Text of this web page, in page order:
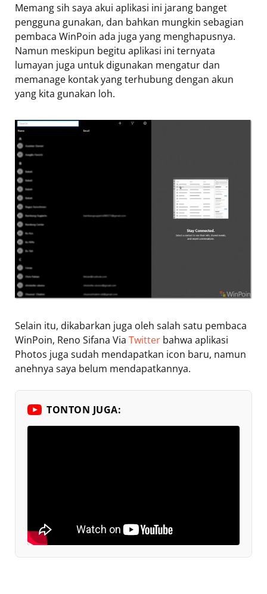
Memang sih saya akui aplikasi ini jarang banget
pengguna gunakan, dan bahkan mungkin sebagian
pembaca WinPoin ada juga yang menghapusnya.
Namun meskipun begitu aplikasi ini ternyata
lumayan juga untuk digunakan mengatur dan
memanage kontak yang terhubung dengan akun
yang kita gunakan loh.
Selain itu, dikabarkan juga oleh salah satu pembaca
WinPoin, Reno Sifana Via Twitter bahwa aplikasi
Photos juga sudah mendapatkan icon baru, namun
anehnya saya belum mendapatkannya.
TONTON JUGA: